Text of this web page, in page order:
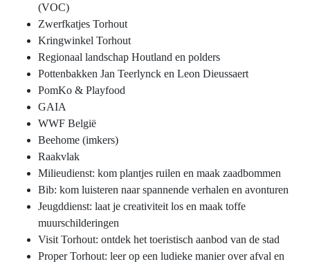
(VOC)
Zwerfkatjes Torhout
Kringwinkel Torhout
Regionaal landschap Houtland en polders
Pottenbakken Jan Teerlynck en Leon Dieussaert
PomKo & Playfood
GAIA
WWF België
Beehome (imkers)
Raakvlak
Milieudienst: kom plantjes ruilen en maak zaadbommen
Bib: kom luisteren naar spannende verhalen en avonturen
Jeugddienst: laat je creativiteit los en maak toffe
muurschilderingen
Visit Torhout: ontdek het toeristisch aanbod van de stad
Proper Torhout: leer op een ludieke manier over afval en